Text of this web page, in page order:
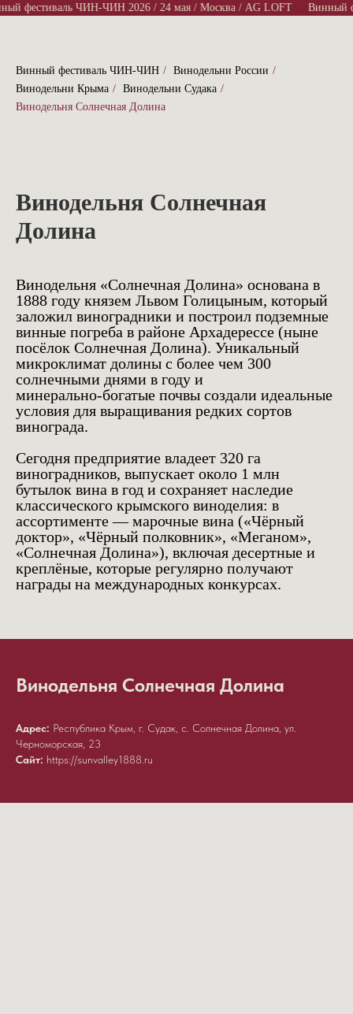
фестиваль ЧИН-ЧИН 2026 / 24 мая / Москва / AG LOFT Винный
Винный фестиваль ЧИН-ЧИН / Винодельни России /
Винодельни Крыма / Винодельни Судака /
Винодельня Солнечная Долина
Винодельня Солнечная
Долина
Винодельня «Солнечная Долина» основана в
1888 году князем Львом Голицыным, который
заложил виноградники и построил подземные
винные погреба в районе Архадерессе (ныне
посёлок Солнечная Долина). Уникальный
микроклимат долины с более чем 300
солнечными днями в году и
минерально‑богатые почвы создали идеальные
условия для выращивания редких сортов
винограда.
Сегодня предприятие владеет 320 га
виноградников, выпускает около 1 млн
бутылок вина в год и сохраняет наследие
классического крымского виноделия: в
ассортименте — марочные вина («Чёрный
доктор», «Чёрный полковник», «Меганом»,
«Солнечная Долина»), включая десертные и
креплёные, которые регулярно получают
награды на международных конкурсах.
Винодельня Солнечная Долина
Адрес: Республика Крым, г. Судак, с. Солнечная Долина, ул.
Черноморская, 23
Сайт: https://sunvalley1888.ru